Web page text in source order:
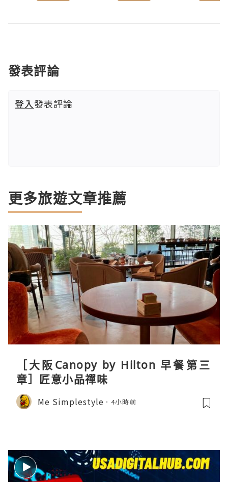
發表評論
登入發表評論
更多旅遊文章推薦
［大阪Canopy by Hilton 早餐第三
章］匠意小品禪味
Me Simplestyle 4小時前